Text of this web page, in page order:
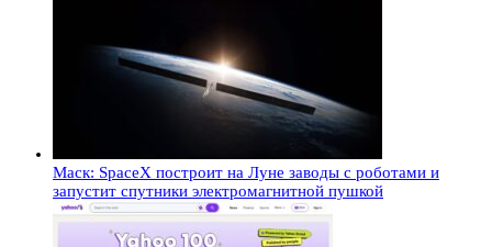
Маск: SpaceX построит на Луне заводы с роботами и
запустит спутники электромагнитной пушкой